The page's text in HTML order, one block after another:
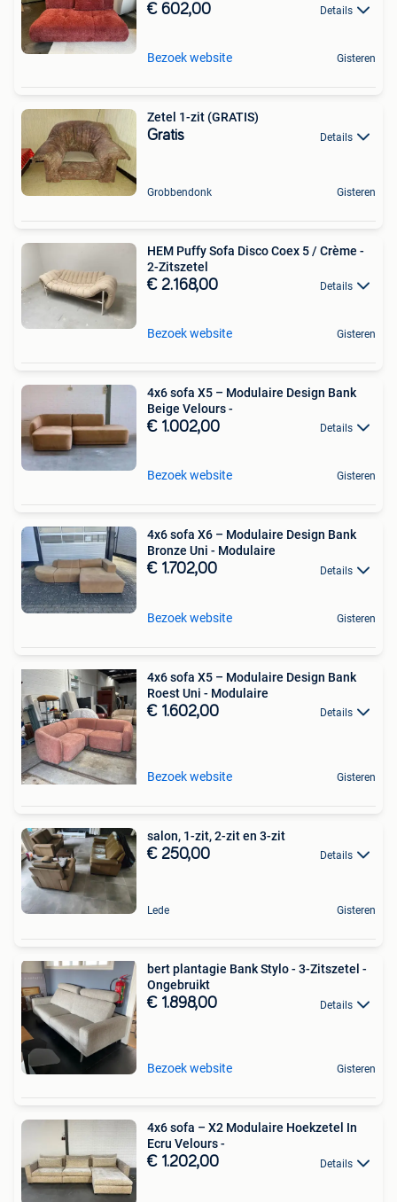
€ 602,00 Details
Bezoek website Gisteren
Zetel 1-zit (GRATIS)
Gratis Details
Grobbendonk Gisteren
HEM Puffy Sofa Disco Coex 5 / Crème -
2-Zitszetel
€ 2.168,00 Details
Bezoek website Gisteren
4x6 sofa X5 – Modulaire Design Bank
Beige Velours -
€ 1.002,00 Details
Bezoek website Gisteren
4x6 sofa X6 – Modulaire Design Bank
Bronze Uni - Modulaire
€ 1.702,00 Details
Bezoek website Gisteren
4x6 sofa X5 – Modulaire Design Bank
Roest Uni - Modulaire
€ 1.602,00 Details
Bezoek website Gisteren
salon, 1-zit, 2-zit en 3-zit
€ 250,00 Details
Lede Gisteren
bert plantagie Bank Stylo - 3-Zitszetel -
Ongebruikt
€ 1.898,00 Details
Bezoek website Gisteren
4x6 sofa – X2 Modulaire Hoekzetel In
Ecru Velours -
€ 1.202,00 Details